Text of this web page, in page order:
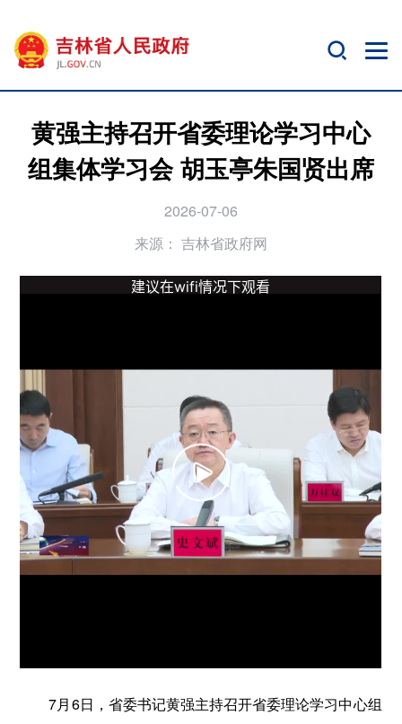
黄强主持召开省委理论学习中心
组集体学习会 胡玉亭朱国贤出席
2026-07-06
来源： 吉林省政府网
7月6日，省委书记黄强主持召开省委理论学习中心组